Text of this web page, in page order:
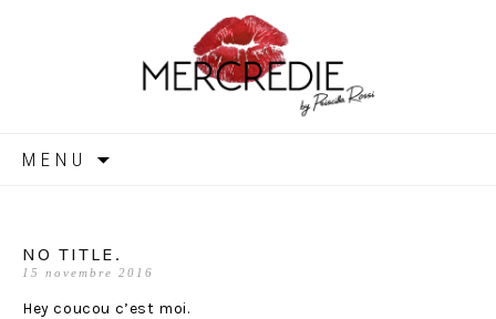
MERCREDIE
MENU
NO TITLE.
15 novembre 2016
Hey coucou c’est moi.